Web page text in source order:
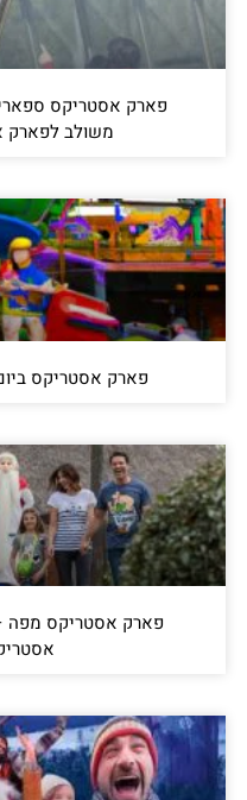
פארק אסטריקס ספארי
משולב לפארק
פארק אסטריקס
פארק אסטריקס מפה